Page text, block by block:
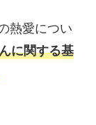
熱愛につい
に関する基